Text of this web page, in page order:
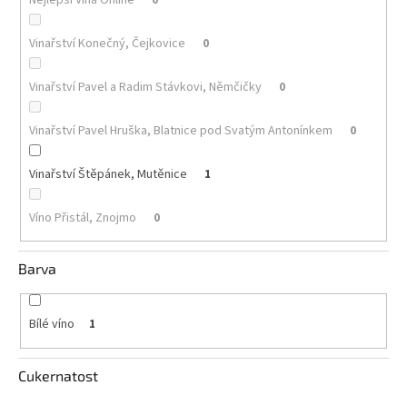
nabídka
Poslední
láhve
skladem
Cuvée
vína
Klarety
podle
jakosti
Víno
podle
obsahu
Vinařství Konečný, Čejkovice 0
Vinařství Pavel a Radim Stávkovi, Němčičky 0
Vinařství Pavel Hruška, Blatnice pod Svatým Antonínkem 0
Vinařství Štěpánek, Mutěnice 1
Víno Přistál, Znojmo 0
Barva
Bílé víno 1
Cukernatost